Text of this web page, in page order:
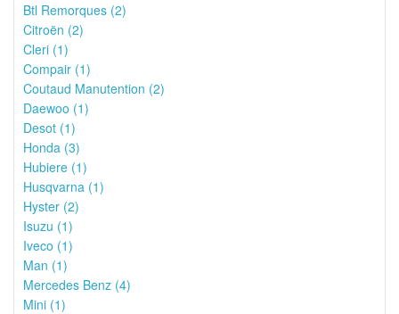
Btl Remorques (2)
Citroën (2)
Cleri (1)
Compair (1)
Coutaud Manutention (2)
Daewoo (1)
Desot (1)
Honda (3)
Hubiere (1)
Husqvarna (1)
Hyster (2)
Isuzu (1)
Iveco (1)
Man (1)
Mercedes Benz (4)
Mini (1)